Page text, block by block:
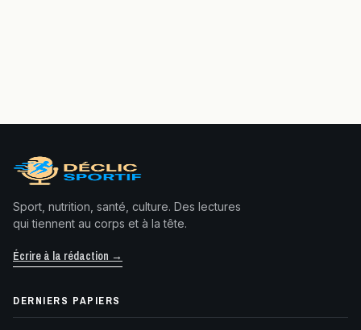
Sport, nutrition, santé, culture. Des lectures
qui tiennent au corps et à la tête.
Écrire à la rédaction →
DERNIERS PAPIERS